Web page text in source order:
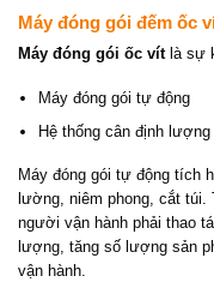
Máy đóng gói đếm ốc
Máy đóng gói ốc vítlà sự
Máy đóng gói tự động
Hệ thống cân định
Máy đóng gói tự động tích
lường, niêm phong, cắt túi.
người vận hành phải thao
lượng, tăng số lượng sản
vận hành.